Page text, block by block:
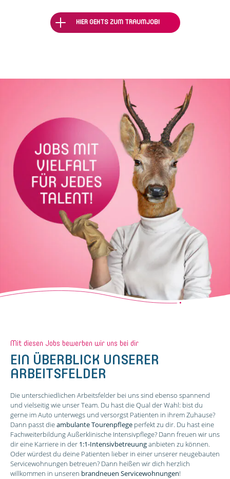
HIER GEHTS ZUM TRAUMJOB!
Mit diesen Jobs bewerben wir uns bei dir
EIN ÜBERBLICK UNSERER
ARBEITSFELDER
Die unterschiedlichen Arbeitsfelder bei uns sind ebenso spannend
und vielseitig wie unser Team. Du hast die Qual der Wahl: bist du
gerne im Auto unterwegs und versorgst Patienten in ihrem Zuhause?
Dann passt dieambulante Tourenpflege perfekt zu dir. Du hast eine
Fach­weiterbildung Außerklinische Intensivpflege? Dann freuen wir uns
dir eine Karriere in der 1:1-Intensivbetreuunganbieten zu können.
Oder würdest du deine Patienten lieber in einer unserer neugebauten
Servicewohnungen betreuen? Dann heißen wir dich herzlich
willkommen in unseren brandneuen Servicewohnungen!